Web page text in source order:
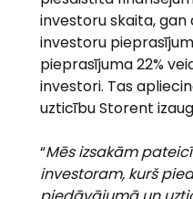
investoru skaita,
investoru
pieprasījuma 22%
investori. Tas
uzticību Storent
“Mēs izsakām
investoram, kurš